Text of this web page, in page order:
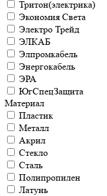
Тритон(электрика)
Экономия Света
Электро Трейд
ЭЛКАБ
Элпромкабель
Энергокабель
ЭРА
ЮгСпецЗащита
Материал
Пластик
Металл
Акрил
Стекло
Сталь
Полипропилен
Латунь